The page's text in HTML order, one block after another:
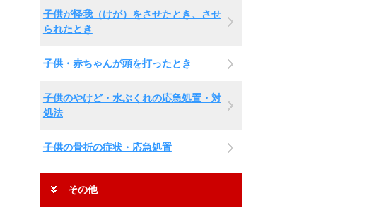
子供が怪我（けが）をさせたとき、させ
られたとき
子供・赤ちゃんが頭を打ったとき
子供のやけど・水ぶくれの応急処置・対
処法
子供の骨折の症状・応急処置
その他